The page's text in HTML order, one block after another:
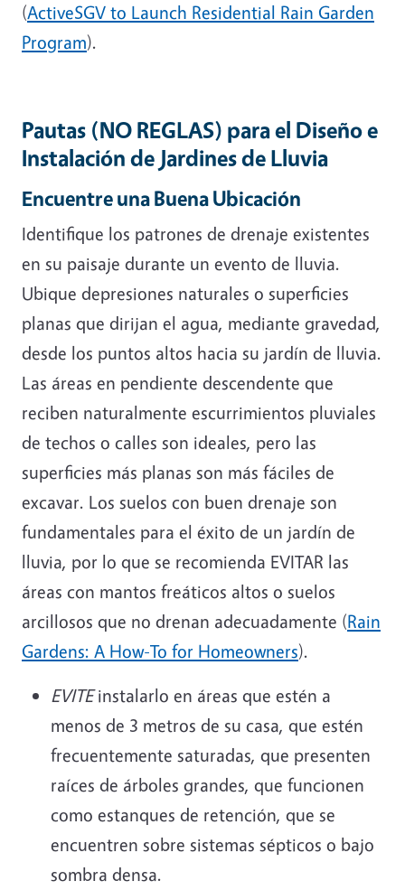
(ActiveSGV to Launch Residential Rain Garden
Program).
Pautas (NO REGLAS) para el Diseño e
Instalación de Jardines de Lluvia
Encuentre una Buena Ubicación
Identifique los patrones de drenaje existentes
en su paisaje durante un evento de lluvia.
Ubique depresiones naturales o superficies
planas que dirijan el agua, mediante gravedad,
desde los puntos altos hacia su jardín de lluvia.
Las áreas en pendiente descendente que
reciben naturalmente escurrimientos pluviales
de techos o calles son ideales, pero las
superficies más planas son más fáciles de
excavar. Los suelos con buen drenaje son
fundamentales para el éxito de un jardín de
lluvia, por lo que se recomienda EVITAR las
áreas con mantos freáticos altos o suelos
arcillosos que no drenan adecuadamente (Rain
Gardens: A How-To for Homeowners).
EVITEinstalarlo en áreas que estén a
menos de 3 metros de su casa, que estén
frecuentemente saturadas, que presenten
raíces de árboles grandes, que funcionen
como estanques de retención, que se
encuentren sobre sistemas sépticos o bajo
sombra densa.